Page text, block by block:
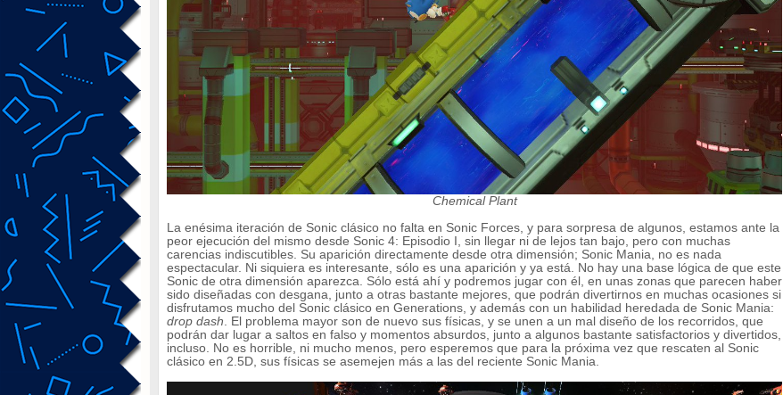
Chemical Plant
La enésima iteración de Sonic clásico no falta en Sonic Forces, y para sorpresa de algunos, estamos ante la
peor ejecución del mismo desde Sonic 4: Episodio I, sin llegar ni de lejos tan bajo, pero con muchas
carencias indiscutibles. Su aparición directamente desde otra dimensión; Sonic Mania, no es nada
espectacular. Ni siquiera es interesante, sólo es una aparición y ya está. No hay una base lógica de que este
Sonic de otra dimensión aparezca. Sólo está ahí y podremos jugar con él, en unas zonas que parecen haber
sido diseñadas con desgana, junto a otras bastante mejores, que podrán divertirnos en muchas ocasiones si
disfrutamos mucho del Sonic clásico en Generations, y además con un habilidad heredada de Sonic Mania:
drop dash . El problema mayor son de nuevo sus físicas, y se unen a un mal diseño de los recorridos, que
podrán dar lugar a saltos en falso y momentos absurdos, junto a algunos bastante satisfactorios y divertidos,
incluso. No es horrible, ni mucho menos, pero esperemos que para la próxima vez que rescaten al Sonic
clásico en 2.5D, sus físicas se asemejen más a las del reciente Sonic Mania.